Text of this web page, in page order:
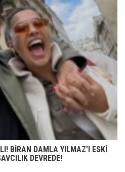
BİRAN DAMLA YILMAZ’I ESKİ
DEVREDE!